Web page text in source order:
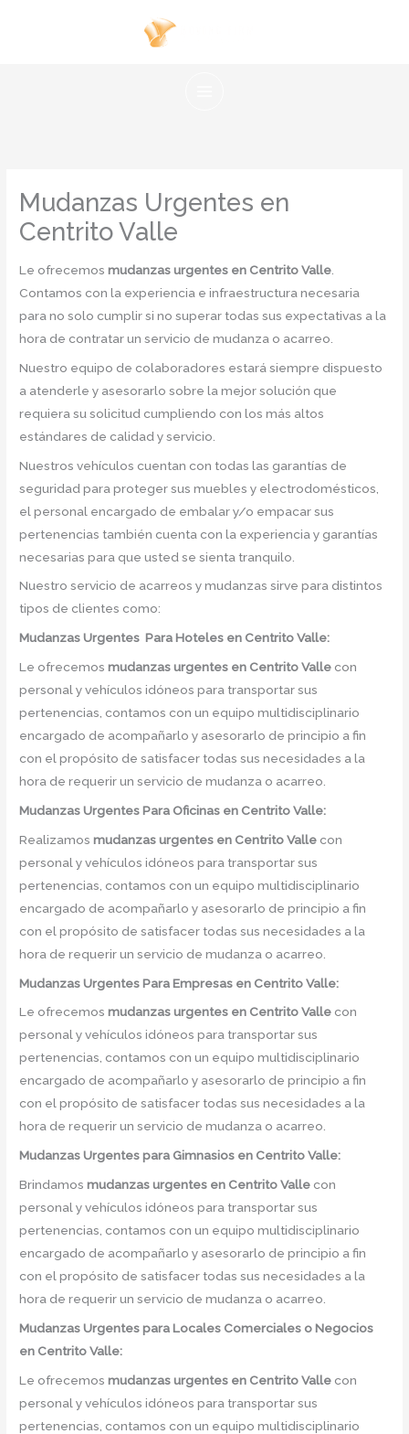
Mudanzas Urgentes en
Centrito Valle
Le ofrecemos mudanzas urgentes en Centrito Valle
Contamos con la experiencia e infraestructura necesaria
para no solo cumplir si no superar todas sus expectativas a la
hora de contratar un servicio de mudanza o acarreo.
Nuestro equipo de colaboradores estará siempre dispuesto
a atenderle y asesorarlo sobre la mejor solución que
requiera su solicitud cumpliendo con los más altos
estándares de calidad y servicio.
Nuestros vehículos cuentan con todas las garantías de
seguridad para proteger sus muebles y electrodomésticos,
el personal encargado de embalar y/o empacar sus
pertenencias también cuenta con la experiencia y garantías
necesarias para que usted se sienta tranquilo.
Nuestro servicio de acarreos y mudanzas sirve para distintos
tipos de clientes como:
Mudanzas Urgentes Para Hoteles en Centrito Valle:
Le ofrecemosmudanzas urgentes en Centrito Valle con
personal y vehículos idóneos para transportar sus
pertenencias, contamos con un equipo multidisciplinario
encargado de acompañarlo y asesorarlo de principio a fin
con el propósito de satisfacer todas sus necesidades a la
hora de requerir un servicio de mudanza o acarreo.
Mudanzas Urgentes Para Oficinas en Centrito Valle:
Realizamosmudanzas urgentes en Centrito Valle con
personal y vehículos idóneos para transportar sus
pertenencias, contamos con un equipo multidisciplinario
encargado de acompañarlo y asesorarlo de principio a fin
con el propósito de satisfacer todas sus necesidades a la
hora de requerir un servicio de mudanza o acarreo.
Mudanzas Urgentes Para Empresas en Centrito Valle:
Le ofrecemosmudanzas urgentes en Centrito Valle con
personal y vehículos idóneos para transportar sus
pertenencias, contamos con un equipo multidisciplinario
encargado de acompañarlo y asesorarlo de principio a fin
con el propósito de satisfacer todas sus necesidades a la
hora de requerir un servicio de mudanza o acarreo.
Mudanzas Urgentes para Gimnasios en Centrito Valle:
Brindamosmudanzas urgentes en Centrito Valle con
personal y vehículos idóneos para transportar sus
pertenencias, contamos con un equipo multidisciplinario
encargado de acompañarlo y asesorarlo de principio a fin
con el propósito de satisfacer todas sus necesidades a la
hora de requerir un servicio de mudanza o acarreo.
Mudanzas Urgentes para Locales Comerciales o Negocios
en Centrito Valle:
Le ofrecemosmudanzas urgentes en Centrito Valle con
personal y vehículos idóneos para transportar sus
pertenencias, contamos con un equipo multidisciplinario